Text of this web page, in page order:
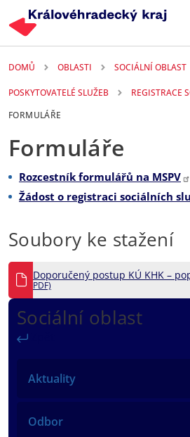
DOMŮ OBLASTI SOCIÁLNÍ OBLAST
POSKYTOVATELÉ SLUŽEB
REGISTRACE
FORMULÁŘE
Formuláře
Sociální oblast
Aktuality
Odbor
Rozcestník formulářů na MSPV
Žádost o registraci sociálních
Soubory ke stažení
Doporučený postup KÚ KHK –
PDF)